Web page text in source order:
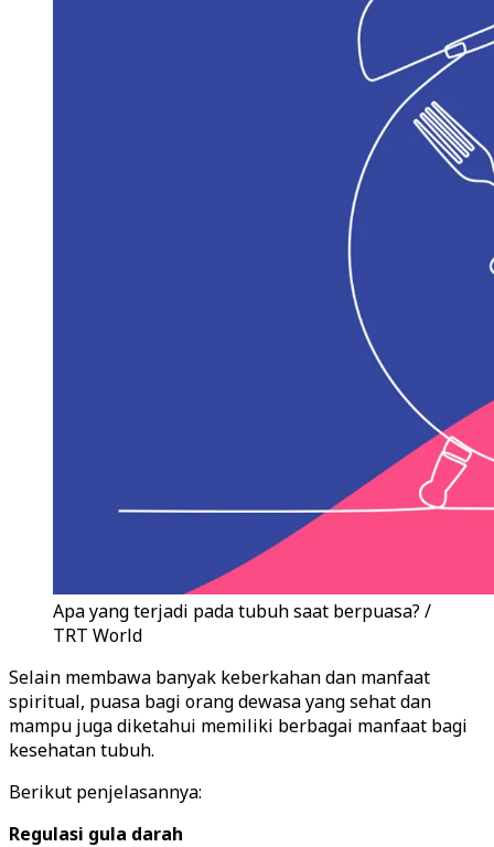
Apa yang terjadi pada tubuh saat berpuasa? /
TRT World
Selain membawa banyak keberkahan dan manfaat
spiritual, puasa bagi orang dewasa yang sehat dan
mampu juga diketahui memiliki berbagai manfaat bagi
kesehatan tubuh.
Berikut penjelasannya:
Regulasi gula darah